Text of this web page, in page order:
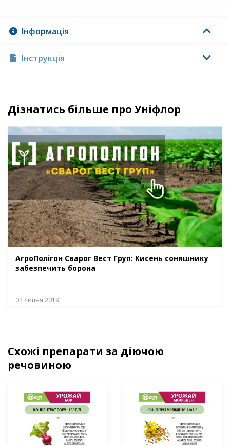
Інформація
Інструкція
Дізнатись більше про Уніфлор
АгроПолігон Сварог Вест Груп: Кисень соняшнику
забезпечить борона
02 липня 2019
Схожі препарати за діючою
речовиною